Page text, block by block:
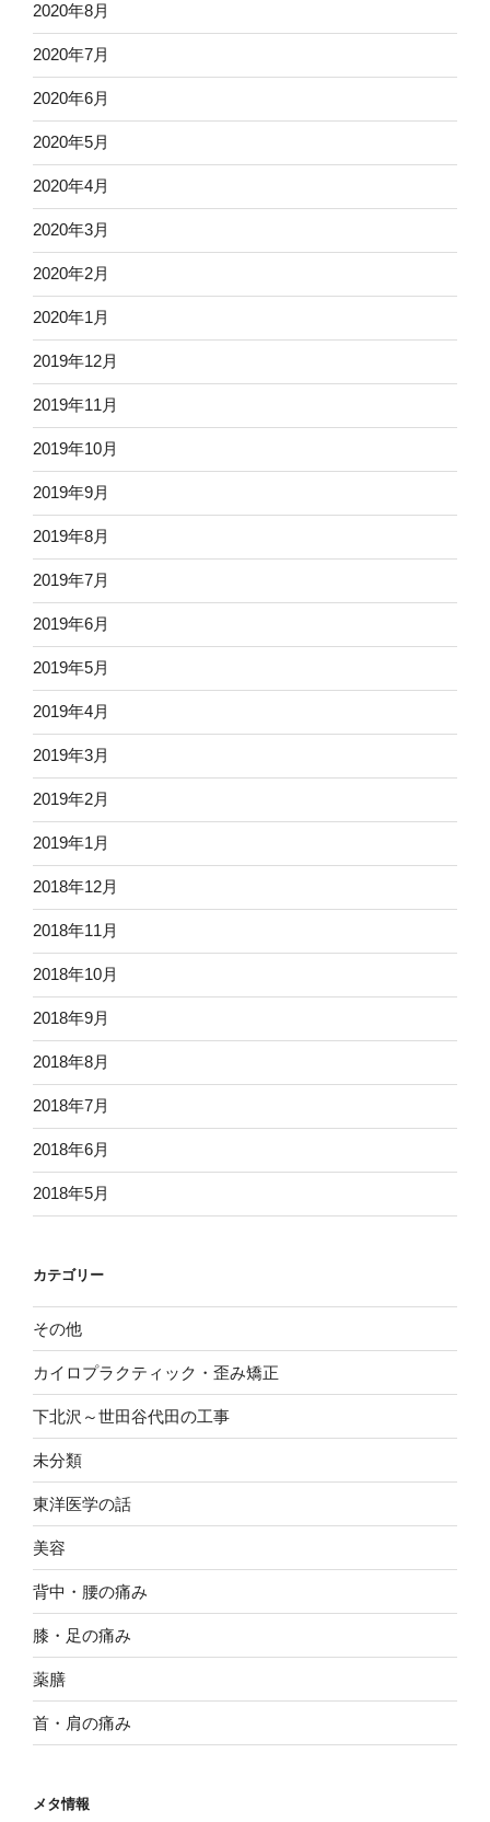
2020年8月
2020年7月
2020年6月
2020年5月
2020年4月
2020年3月
2020年2月
2020年1月
2019年12月
2019年11月
2019年10月
2019年9月
2019年8月
2019年7月
2019年6月
2019年5月
2019年4月
2019年3月
2019年2月
2019年1月
2018年12月
2018年11月
2018年10月
2018年9月
2018年8月
2018年7月
2018年6月
2018年5月
カテゴリー
その他
カイロプラクティック・歪み矯正
下北沢～世田谷代田の工事
未分類
東洋医学の話
美容
背中・腰の痛み
膝・足の痛み
薬膳
首・肩の痛み
メタ情報